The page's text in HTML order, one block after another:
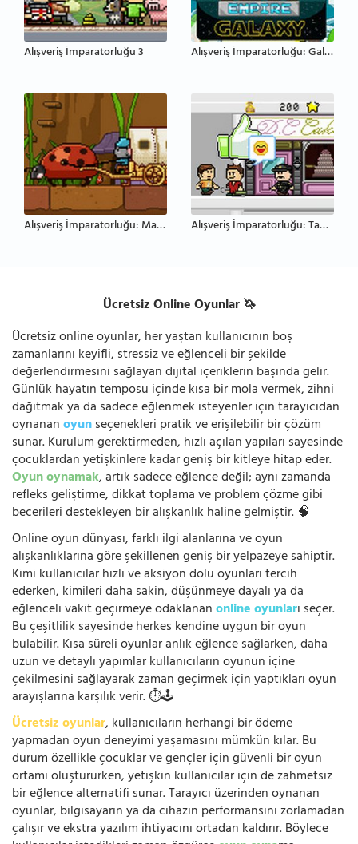
Alışveriş İmparatorluğu 3 Alışveriş İmparatorluğu: Galaksi
Alışveriş İmparatorluğu: Masal Alışveriş İmparatorluğu: Tantana
Ücretsiz Online Oyunlar 🦄
Ücretsiz online oyunlar, her yaştan kullanıcının boş
zamanlarını keyifli, stressiz ve eğlenceli bir şekilde
değerlendirmesini sağlayan dijital içeriklerin başında gelir.
Günlük hayatın temposu içinde kısa bir mola vermek, zihni
dağıtmak ya da sadece eğlenmek isteyenler için tarayıcıdan
oynananoyunseçenekleri pratik ve erişilebilir bir çözüm
sunar. Kurulum gerektirmeden, hızlı açılan yapıları sayesinde
çocuklardan yetişkinlere kadar geniş bir kitleye hitap eder.
Oyun oynamak, artık sadece eğlence değil; aynı zamanda
refleks geliştirme, dikkat toplama ve problem çözme gibi
becerileri destekleyen bir alışkanlık haline gelmiştir. 🧠
Online oyun dünyası, farklı ilgi alanlarına ve oyun
alışkanlıklarına göre şekillenen geniş bir yelpazeye sahiptir.
Kimi kullanıcılar hızlı ve aksiyon dolu oyunları tercih
ederken, kimileri daha sakin, düşünmeye dayalı ya da
eğlenceli vakit geçirmeye odaklananonline oyunları seçer.
Bu çeşitlilik sayesinde herkes kendine uygun bir oyun
bulabilir. Kısa süreli oyunlar anlık eğlence sağlarken, daha
uzun ve detaylı yapımlar kullanıcıların oyunun içine
çekilmesini sağlayarak zaman geçirmek için yaptıkları oyun
arayışlarına karşılık verir. ⏱️🕹️
Ücretsiz oyunlar, kullanıcıların herhangi bir ödeme
yapmadan oyun deneyimi yaşamasını mümkün kılar. Bu
durum özellikle çocuklar ve gençler için güvenli bir oyun
ortamı oluştururken, yetişkin kullanıcılar için de zahmetsiz
bir eğlence alternatifi sunar. Tarayıcı üzerinden oynanan
oyunlar, bilgisayarın ya da cihazın performansını zorlamadan
çalışır ve ekstra yazılım ihtiyacını ortadan kaldırır. Böylece